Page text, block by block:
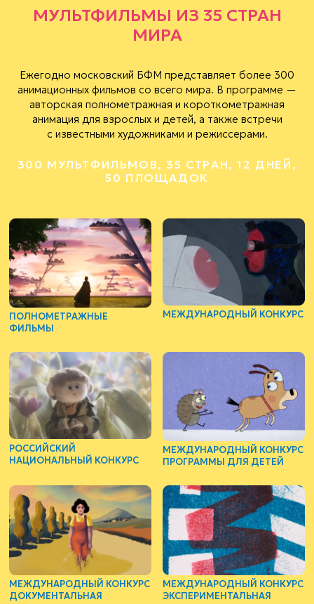
МУЛЬТФИЛЬМЫ ИЗ 35 СТРАН
МИРА
Ежегодно московский БФМ представляет более 300
анимационных фильмов со всего мира. В программе —
авторская полнометражная и короткометражная
анимация для взрослых и детей, а также встречи
с известными художниками и режиссерами.
300 МУЛЬТФИЛЬМОВ, 35 СТРАН, 12 ДНЕЙ,
50 ПЛОЩАДОК
ПОЛНОМЕТРАЖНЫЕ
ФИЛЬМЫ
МЕЖДУНАРОДНЫЙ КОНКУРС
РОССИЙСКИЙ
НАЦИОНАЛЬНЫЙ КОНКУРС
МЕЖДУНАРОДНЫЙ КОНКУРС
ПРОГРАММЫ ДЛЯ ДЕТЕЙ
МЕЖДУНАРОДНЫЙ КОНКУРС
ДОКУМЕНТАЛЬНАЯ
МЕЖДУНАРОДНЫЙ КОНКУРС
ЭКСПЕРИМЕНТАЛЬНАЯ